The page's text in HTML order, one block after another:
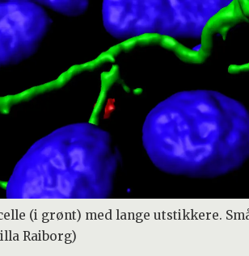
(i grønt) med lange utstikkere.
Raiborg)